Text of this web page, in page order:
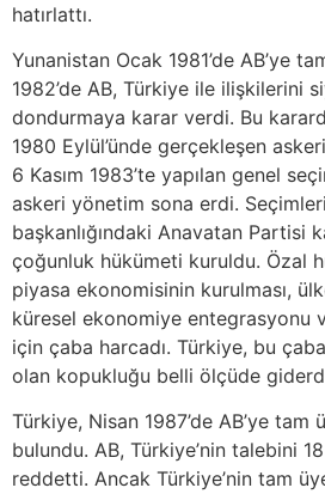
hatırlattı.
Yunanistan Ocak 1981’de AB’ye
1982’de AB, Türkiye ile ilişkilerini
dondurmaya karar verdi. Bu
1980 Eylül’ünde gerçekleşen
6 Kasım 1983’te yapılan genel
askeri yönetim sona erdi.
başkanlığındaki Anavatan Partisi
çoğunluk hükümeti kuruldu. Özal
piyasa ekonomisinin kurulması,
küresel ekonomiye entegrasyonu
için çaba harcadı. Türkiye, bu
olan kopukluğu belli ölçüde
Türkiye, Nisan 1987’de AB’ye tam
bulundu. AB, Türkiye’nin talebini 18
reddetti. Ancak Türkiye’nin tam